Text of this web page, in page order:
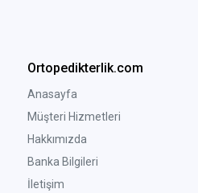
Ortopedikterlik.com
Anasayfa
Müşteri Hizmetleri
Hakkımızda
Banka Bilgileri
İletişim